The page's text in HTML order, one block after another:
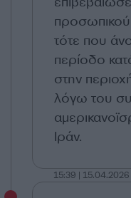
τότε που
περίοδο
στην
λόγω του
Ιράν.
15:39 | 15.04.2026